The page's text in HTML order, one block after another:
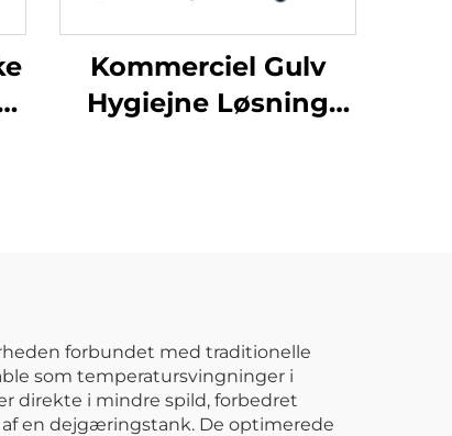
Kommerciel Gulv
Hygiejne Løsning
forbundet med traditionelle
som temperatursvingninger i
direkte i mindre spild, forbedret
en dejgæringstank. De optimerede